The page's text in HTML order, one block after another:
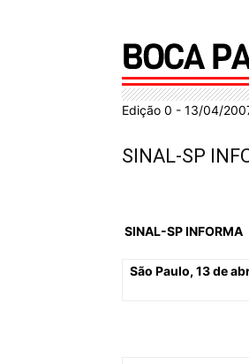
Edição 0 - 13/04/
SINAL-SP
SINAL-SPINFORMA
São Paulo, 13 de